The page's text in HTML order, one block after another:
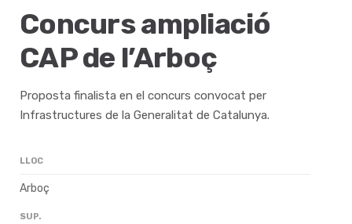
Concurs ampliació
CAP de l’Arboç
Proposta finalista en el concurs convocat per
Infrastructures de la Generalitat de Catalunya.
LLOC
Arboç
SUP.